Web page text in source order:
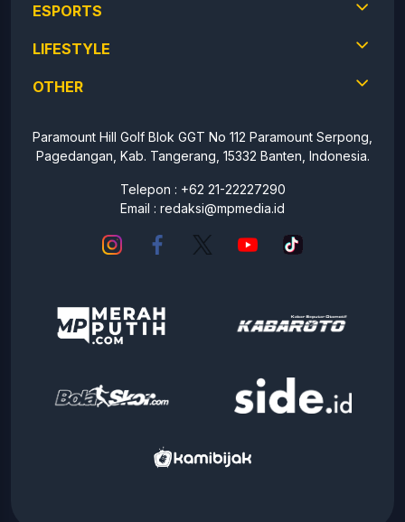
ESPORTS
LIFESTYLE
OTHER
Paramount Hill Golf Blok GGT No 112 Paramount Serpong,
Pagedangan, Kab. Tangerang, 15332 Banten, Indonesia.
Telepon : +62 21-22227290
Email : redaksi@mpmedia.id